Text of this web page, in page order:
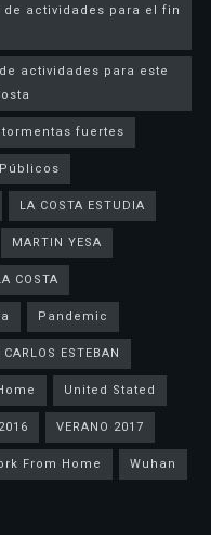
de actividades para el fin
actividades para este
tormentas fuertes
LA COSTA ESTUDIA
MARTIN YESA
COSTA
Pandemic
ESTEBAN
United Stated
VERANO 2017
From Home Wuhan